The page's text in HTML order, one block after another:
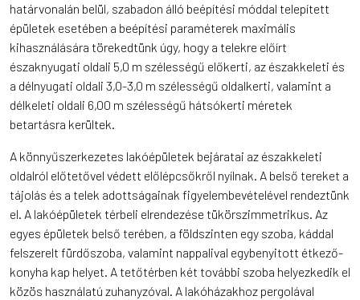
határvonalán belül, szabadon álló beépítési móddal telepített
épületek esetében a beépítési paraméterek maximális
kihasználására törekedtünk úgy, hogy a telekre előírt
északnyugati oldali 5,0 m szélességű előkerti, az északkeleti és
a délnyugati oldali 3,0-3,0 m szélességű oldalkerti, valamint a
délkeleti oldali 6,00 m szélességű hátsókerti méretek
betartásra kerültek.
A könnyűszerkezetes lakóépületek bejáratai az északkeleti
oldalról előtetővel védett előlépcsőkről nyílnak. A belső tereket a
tájolás és a telek adottságainak figyelembevételével rendeztünk
el. A lakóépületek térbeli elrendezése tükörszimmetrikus. Az
egyes épületek belső terében, a földszinten egy szoba, káddal
felszerelt fürdőszoba, valamint nappalival egybenyitott étkező-
konyha kap helyet. A tetőtérben két további szoba helyezkedik el
közös használatú zuhanyzóval. A lakóházakhoz pergolával